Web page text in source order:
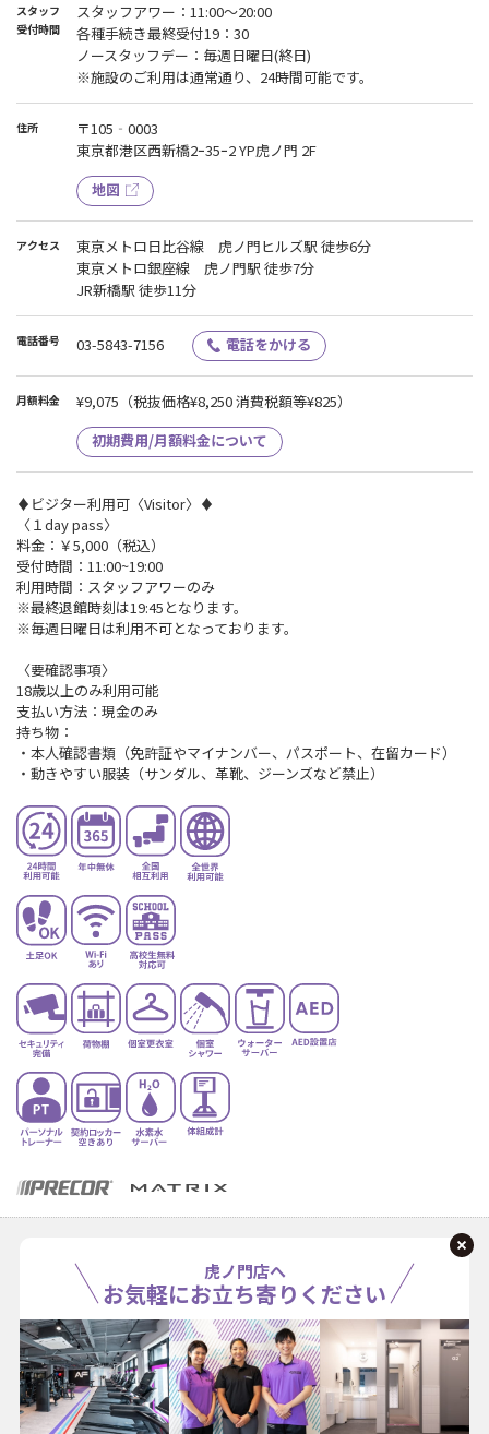
スタッフ
受付時間
スタッフアワー：11:00～20:00
各種手続き最終受付19：30
ノースタッフデー：毎週日曜日(終日)
※施設のご利用は通常通り、24時間可能です。
住所
〒105‐0003
東京都港区西新橋2ｰ35ｰ2 YP虎ノ門 2F
地図
アクセス
東京メトロ日比谷線 虎ノ門ヒルズ駅 徒歩6分
東京メトロ銀座線 虎ノ門駅 徒歩7分
JR新橋駅 徒歩11分
電話番号 03-5843-7156 電話をかける
月額料金 ¥9,075 （税抜価格¥8,250 消費税額等¥825）
初期費用/月額料金について
♦ビジター利用可〈Visitor〉♦
〈１day pass〉
料金：￥5,000（税込）
受付時間：11:00~19:00
利用時間：スタッフアワーのみ
※最終退館時刻は19:45となります。
※毎週日曜日は利用不可となっております。
〈要確認事項〉
18歳以上のみ利用可能
支払い方法：現金のみ
持ち物：
・本人確認書類（免許証やマイナンバー、パスポート、在留カード）
・動きやすい服装（サンダル、革靴、ジーンズなど禁止）
虎ノ門店へ
お気軽にお立ち寄りください